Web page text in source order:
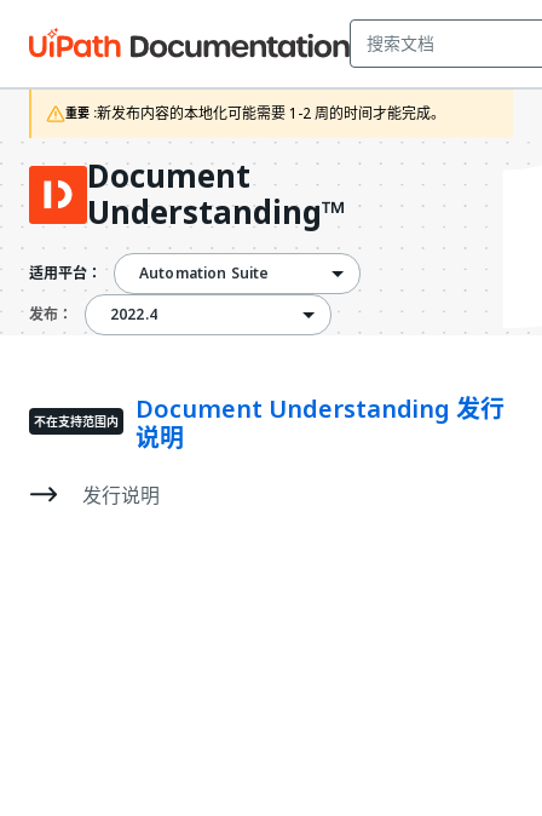
重要 :新发布内容的本地化可能需要 1-2 周的时间才能完成。
Document
Understanding™
适用平台：
Automation Suite
发布：
2022.42022.4
不在支持范围内
Document Understanding 发行
说明
发行说明